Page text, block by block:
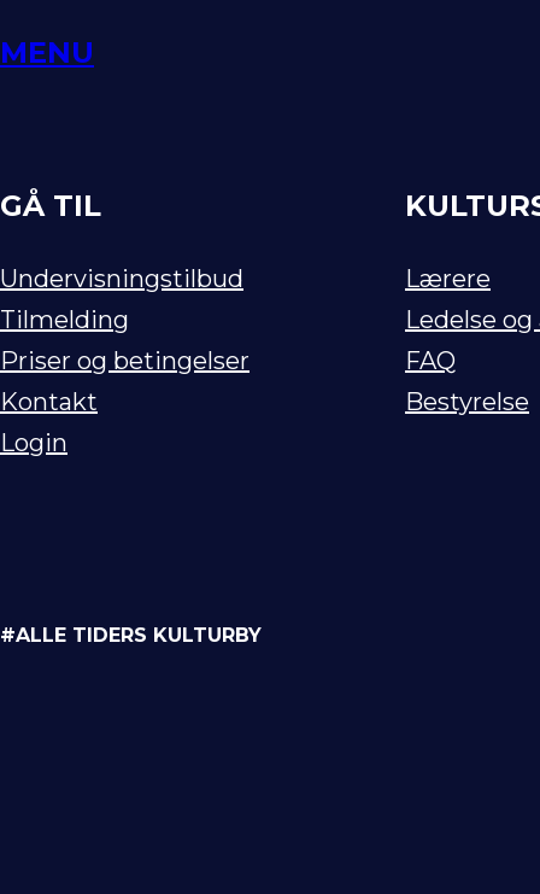
til
MENU
GÅ TIL
Undervisningstilbud
Tilmelding
Priser og betingelser
Kontakt
Login
Lærere
Ledelse
FAQ
Bestyrelse
#ALLE TIDERS KULTURBY